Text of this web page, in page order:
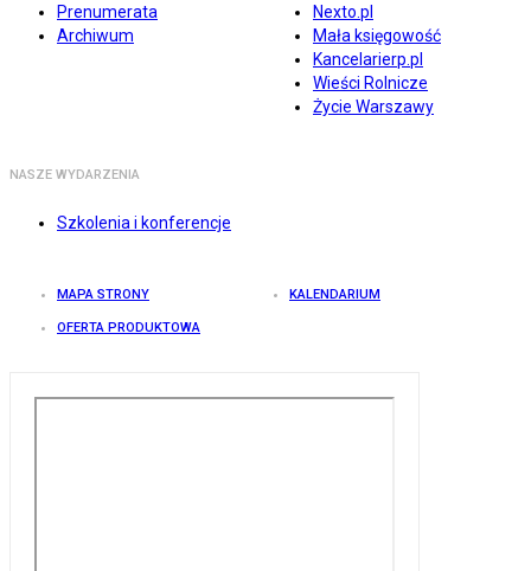
Prenumerata
Archiwum
Nexto.pl
Mała księgowość
Kancelarierp.pl
Wieści Rolnicze
Życie Warszawy
NASZE WYDARZENIA
Szkolenia i konferencje
MAPA STRONY KALENDARIUM
OFERTA PRODUKTOWA